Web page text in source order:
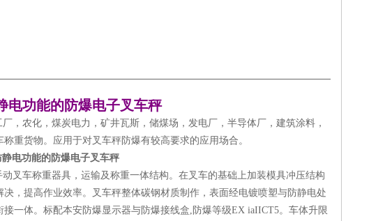
电功能的防爆电子叉车秤
，农化，煤炭电力，矿井瓦斯，储煤场，发电厂，半导体厂，建筑涂料，
重货物。应用于对叉车秤防爆有较高要求的应用场合。
电功能的防爆电子叉车秤
叉车称重器具，运输及称重一体结构。在叉车的基础上加装模具冲压结构
，提高作业效率。叉车秤整体碳钢材质制作，表面经电镀喷塑与防静电处
一体。标配本安防爆显示器与防爆接线盒,防爆等级EX iaIICT5。车体升限